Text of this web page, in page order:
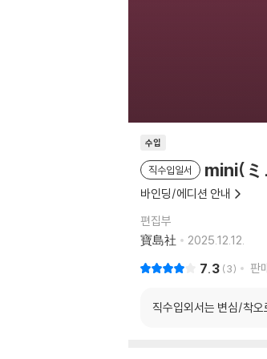
수입
직수입일서 mini(
바인딩/에디션 안내
편집부
寶島社
2025.12.12.
7.3 3 판
직수입외서는 변심/착